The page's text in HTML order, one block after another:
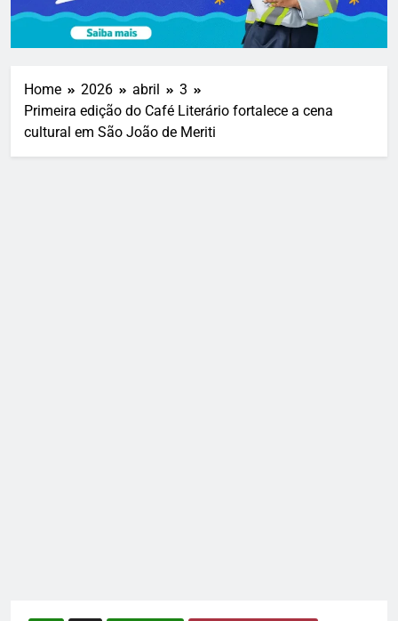
Home 2026 abril
3
Primeira edição do Café Literário fortalece a cena
cultural em São João de Meriti